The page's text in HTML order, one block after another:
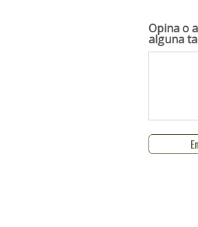
Opina o
alguna